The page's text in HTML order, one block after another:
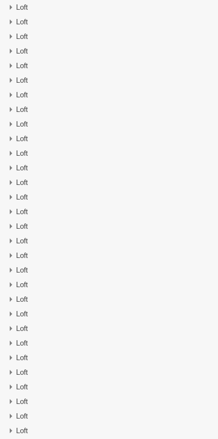
Loft
Loft
Loft
Loft
Loft
Loft
Loft
Loft
Loft
Loft
Loft
Loft
Loft
Loft
Loft
Loft
Loft
Loft
Loft
Loft
Loft
Loft
Loft
Loft
Loft
Loft
Loft
Loft
Loft
Loft